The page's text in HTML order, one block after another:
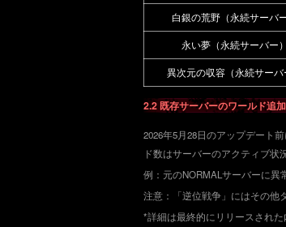
白銀の荒野（永続サーバー
永い夢（永続サーバー）
異次元の収容（永続サーバ
2.2 既存サーバーのワールド追
2026年5月28日のアップデート
ド数はサーバーのアクティブ状
例：元のNORMALサーバーに異
注意：「逆位戦争」にはその他
*詳細は最終的にリリースされた